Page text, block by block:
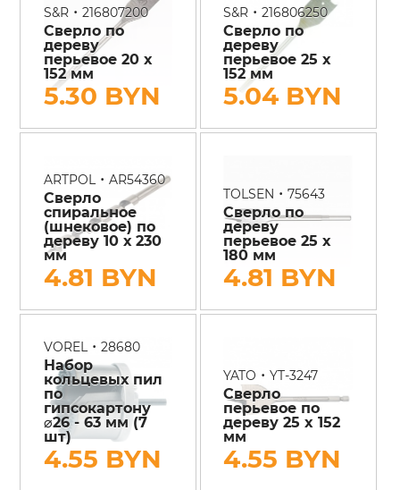
S&R• 216807200
Сверло по
дереву
перьевое 20 х
152 мм
5.30 BYN
S&R •216806250
Сверло по
дереву
перьевое 25 х
152 мм
5.04 BYN
ARTPOL • AR54360
Сверло
спиральное
(шнековое) по
дереву 10 х 230
мм
4.81 BYN
TOLSEN •75643
Сверло по
дереву
перьевое 25 х
180 мм
4.81 BYN
VOREL • 28680
Набор
кольцевых пил
по
гипсокартону
⌀26 - 63 мм (7
шт)
4.55 BYN
YATO •YT-3247
Сверло
перьевое по
дереву 25 x 152
мм
4.55 BYN